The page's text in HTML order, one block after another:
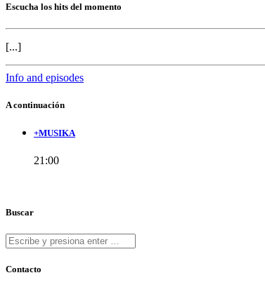
Escucha los hits del momento
[...]
Info and episodes
A continuación
+MUSIKA
21:00
Buscar
Contacto